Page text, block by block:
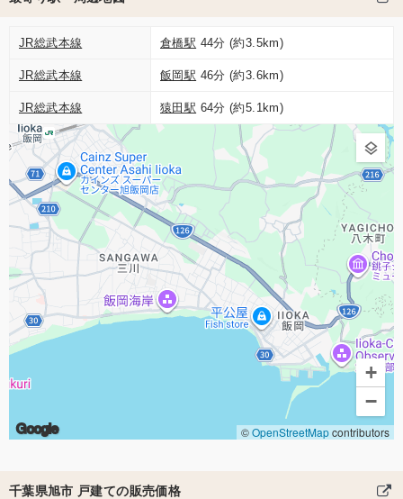
JR総武本線 倉橋駅 44分 (約3.5km)
JR総武本線 飯岡駅 46分 (約3.6km)
JR総武本線 猿田駅 64分 (約5.1km)
Google
+
−
©OpenStreetMapcontributors
千葉県旭市 戸建ての販売価格